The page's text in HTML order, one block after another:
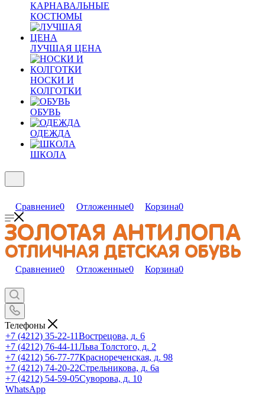
КАРНАВАЛЬНЫЕ
КОСТЮМЫ
ЛУЧШАЯ ЦЕНА
НОСКИ И
КОЛГОТКИ
ОБУВЬ
ОДЕЖДА
ШКОЛА
Сравнение0 Отложенные0 Корзина0
Сравнение0 Отложенные0 Корзина0
Телефоны
+7 (4212) 35-22-11Вострецова, д. 6
+7 (4212) 76-44-11Льва Толстого, д. 2
+7 (4212) 56-77-77Краснореченская, д. 98
+7 (4212) 74-20-22Стрельникова, д. 6а
+7 (4212) 54-59-05Суворова, д. 10
WhatsApp